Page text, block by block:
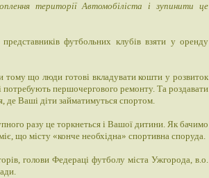
території Автомобіліста і зупинити це
футбольних клубів взяти у оренду
що люди готові вкладувати кошти у розвиток
потребують першочергового ремонту. Та роздавати
де Ваші діти займатимуться спортом.
разу це торкнеться і Вашої дитини. Як бачимо
що місту «конче необхідна» спортивна споруда.
голови Федераці футболу міста Ужгорода, в.о.